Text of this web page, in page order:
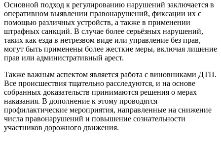
Основной подход к регулированию нарушений заключается в
оперативном выявлении правонарушений, фиксации их с
помощью различных устройств, а также в применении
штрафных санкций. В случае более серьёзных нарушений,
таких как езда в нетрезвом виде или управление без прав,
могут быть применены более жесткие меры, включая лишение
прав или административный арест.
Также важным аспектом является работа с виновниками ДТП.
Все происшествия тщательно расследуются, и на основе
собранных доказательств принимаются решения о мерах
наказания. В дополнение к этому проводятся
профилактические мероприятия, направленные на снижение
числа правонарушений и повышение сознательности
участников дорожного движения.